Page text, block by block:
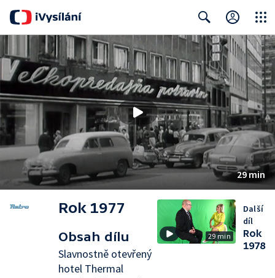
Search Close
29 min
Rok 1977
Obsah dílu
Slavnostně otevřený
hotel Thermal
29 min
Další
díl
Rok
1978